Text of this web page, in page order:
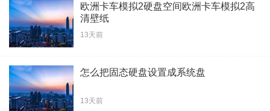
欧洲卡车模拟2硬盘空间欧洲卡车模拟2高
清壁纸
13天前
怎么把固态硬盘设置成系统盘
13天前